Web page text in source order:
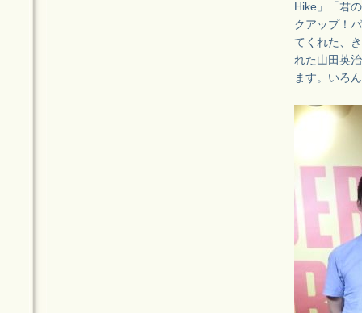
Hike」「君
クアップ！
てくれた、
れた山田英
ます。いろ